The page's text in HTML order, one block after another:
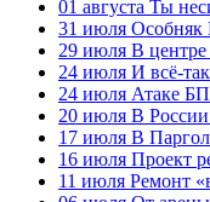
01 августа Ты
31 июля Особняк
29 июля В центре
24 июля И всё-
24 июля Атаке
20 июля В России
17 июля В
16 июля Проект
11 июля Ремонт